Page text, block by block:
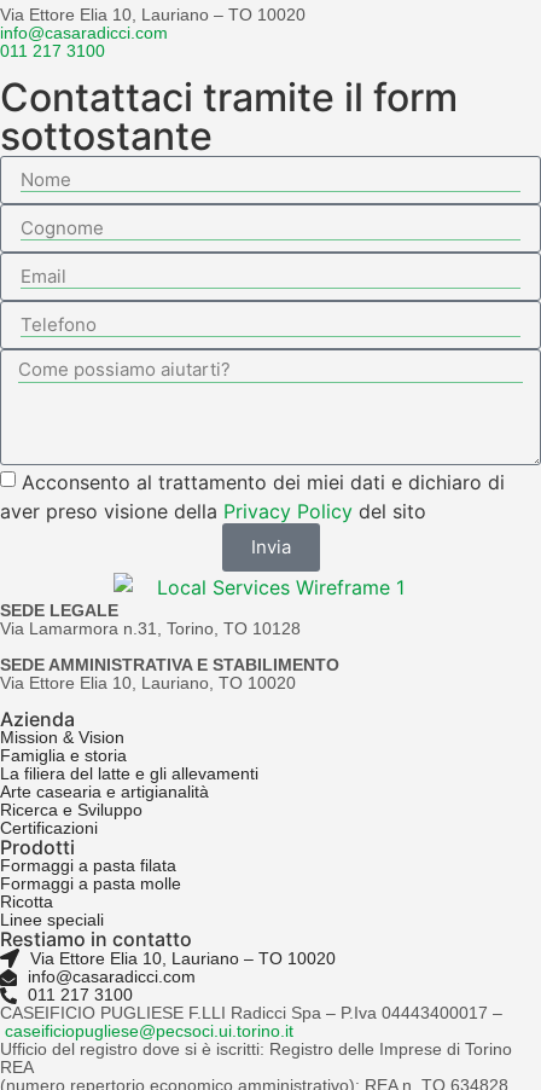
Via Ettore Elia 10, Lauriano – TO 10020
info@casaradicci.com
011 217 3100
Contattaci tramite il form
sottostante
Acconsento al trattamento dei miei dati e dichiaro di
aver preso visione della Privacy Policy del sito
Invia
SEDE LEGALE
Via Lamarmora n.31, Torino, TO 10128
SEDE AMMINISTRATIVA E STABILIMENTO
Via Ettore Elia 10, Lauriano, TO 10020
Azienda
Mission & Vision
Famiglia e storia
La filiera del latte e gli allevamenti
Arte casearia e artigianalità
Ricerca e Sviluppo
Certificazioni
Prodotti
Formaggi a pasta filata
Formaggi a pasta molle
Ricotta
Linee speciali
Restiamo in contatto
Via Ettore Elia 10, Lauriano – TO 10020
info@casaradicci.com
011 217 3100
CASEIFICIO PUGLIESE F.LLI Radicci Spa – P.Iva 04443400017 –
caseificiopugliese@pecsoci.ui.torino.it
Ufficio del registro dove si è iscritti: Registro delle Imprese di Torino
REA
(numero repertorio economico amministrativo): REA n. TO 634828